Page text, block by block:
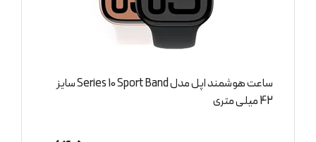
ساعت هوشمند اپل مدل Series 10 Sport Band سایز
42 میلی متری